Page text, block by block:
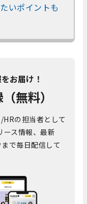
いポイントも
お届け！
無料）
の担当者として
ース情報、最新
で毎日配信して